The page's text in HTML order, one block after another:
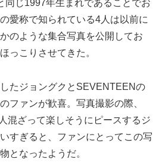
同じ1997年生まれであることでお
の愛称で知られている4人は以前に
のような集合写真を公開してお
っこりさせてきた。
たジョングクとSEVENTEENの
ファンが歓喜。写真撮影の際、
混ざって楽しそうにピースするジ
すぎると、ファンにとってこの写
となったようだ。